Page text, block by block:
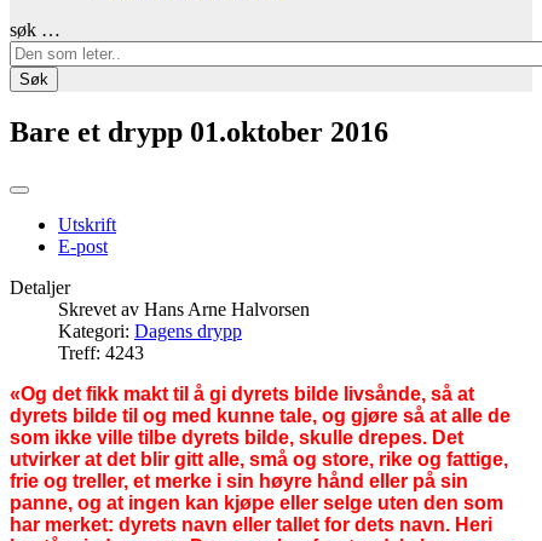
søk …
Søk
Bare et drypp 01.oktober 2016
Utskrift
E-post
Detaljer
Skrevet av Hans Arne Halvorsen
Kategori: Dagens drypp
Treff: 4243
«Og det fikk makt til å gi dyrets bilde livsånde, så at
dyrets bilde til og med kunne tale, og gjøre så at alle de
som ikke ville tilbe dyrets bilde, skulle drepes. Det
utvirker at det blir gitt alle, små og store, rike og fattige,
frie og treller, et merke i sin høyre hånd eller på sin
panne, og at ingen kan kjøpe eller selge uten den som
har merket: dyrets navn eller tallet for dets navn. Heri